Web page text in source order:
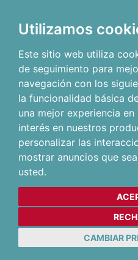
Utilizamos
Este sitio web utiliza
de seguimiento para
navegación con los
la funcionalidad básica
una mejor experiencia
interés en nuestros
personalizar las
mostrar anuncios que
usted.
CAMBIAR